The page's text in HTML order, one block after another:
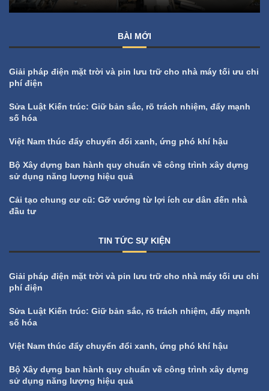
BÀI MỚI
Giải pháp điện mặt trời và pin lưu trữ cho nhà máy tối ưu chi
phí điện
Sửa Luật Kiến trúc: Giữ bản sắc, rõ trách nhiệm, đẩy mạnh
số hóa
Việt Nam thúc đẩy chuyển đổi xanh, ứng phó khí hậu
Bộ Xây dựng ban hành quy chuẩn về công trình xây dựng
sử dụng năng lượng hiệu quả
Cải tạo chung cư cũ: Gỡ vướng từ lợi ích cư dân đến nhà
đầu tư
TIN TỨC SỰ KIỆN
Giải pháp điện mặt trời và pin lưu trữ cho nhà máy tối ưu chi
phí điện
Sửa Luật Kiến trúc: Giữ bản sắc, rõ trách nhiệm, đẩy mạnh
số hóa
Việt Nam thúc đẩy chuyển đổi xanh, ứng phó khí hậu
Bộ Xây dựng ban hành quy chuẩn về công trình xây dựng
sử dụng năng lượng hiệu quả